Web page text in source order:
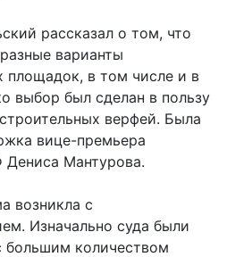
рассказал о том, что
варианты
площадок, в том числе и в
выбор был сделан в пользу
верфей. Была
вице-премьера
Дениса Мантурова.
возникла с
Изначально суда были
большим количеством